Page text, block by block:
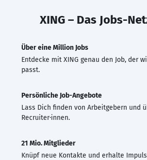
XING – Das Jobs-
Über eine Million Jobs
Entdecke mit XING genau den Job, der
passt.
Persönliche Job-Angebote
Lass Dich finden von Arbeitgebern und
Recruiter·innen.
21 Mio. Mitglieder
Knüpf neue Kontakte und erhalte